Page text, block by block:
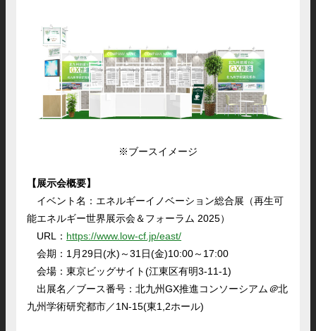
※ブースイメージ
【展示会概要】
イベント名：エネルギーイノベーション総合展（再生可
能エネルギー世界展示会＆フォーラム 2025）
URL： https://www.low-cf.jp/east/
会期：1月29日(水)～31日(金)10:00～17:00
会場：東京ビッグサイト(江東区有明3-11-1)
出展名／ブース番号：北九州GX推進コンソーシアム＠北
九州学術研究都市／1N-15(東1,2ホール)